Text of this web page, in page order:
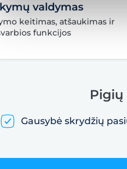
valdymas
keitimas, atšaukimas ir
funkcijos
Gausybė skrydžių